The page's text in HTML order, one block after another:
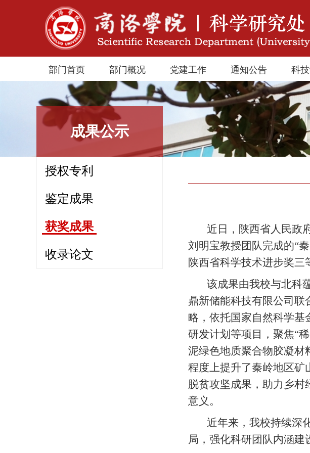
部门首页 部门概况 党建工作 通知公告 科
成果公示
授权专利
鉴定成果
获奖成果
收录论文
近日，陕西省人民政
刘明宝教授团队完成的“
陕西省科学技术进步奖三
该成果由我校与北科
鼎新储能科技有限公司
略，依托国家自然科学基
研发计划等项目，聚焦“
泥绿色地质聚合物胶凝材
程度上提升了秦岭地区矿
脱贫攻坚成果，助力乡
意义。
近年来，我校持续深
局，强化科研团队内涵建